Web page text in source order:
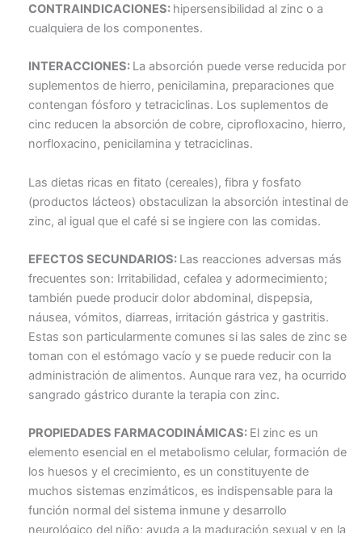
CONTRAINDICACIONES: hipersensibilidad al zinc o a
cualquiera de los componentes.
INTERACCIONES: La absorción puede verse reducida por
suplementos de hierro, penicilamina, preparaciones que
contengan fósforo y tetraciclinas. Los suplementos de
cinc reducen la absorción de cobre, ciprofloxacino, hierro,
norfloxacino, penicilamina y tetraciclinas.
Las dietas ricas en fitato (cereales), fibra y fosfato
(productos lácteos) obstaculizan la absorción intestinal de
zinc, al igual que el café si se ingiere con las comidas.
EFECTOS SECUNDARIOS: Las reacciones adversas más
frecuentes son: Irritabilidad, cefalea y adormecimiento;
también puede producir dolor abdominal, dispepsia,
náusea, vómitos, diarreas, irritación gástrica y gastritis.
Estas son particularmente comunes si las sales de zinc se
toman con el estómago vacío y se puede reducir con la
administración de alimentos. Aunque rara vez, ha ocurrido
sangrado gástrico durante la terapia con zinc.
PROPIEDADES FARMACODINÁMICAS: El zinc es un
elemento esencial en el metabolismo celular, formación de
los huesos y el crecimiento, es un constituyente de
muchos sistemas enzimáticos, es indispensable para la
función normal del sistema inmune y desarrollo
neurológico del niño; ayuda a la maduración sexual y en la